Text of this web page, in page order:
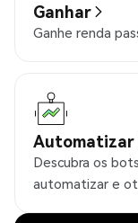
Ganhar
Ganhe renda
Automatizar
Descubra os
automatizar e